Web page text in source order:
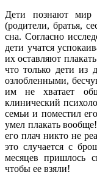
Дети познают
(родители, братья,
сна. Согласно
дети учатся
их оставляют
что только дети из
озлобленными,
им не хватает
клинический
семьи и поместил
умел плакать
его плач никто не
это случается с
месяцев пришлось
чтобы ее взяли!